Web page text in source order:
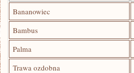
Bananowiec
Bambus
Palma
Trawa ozdobna